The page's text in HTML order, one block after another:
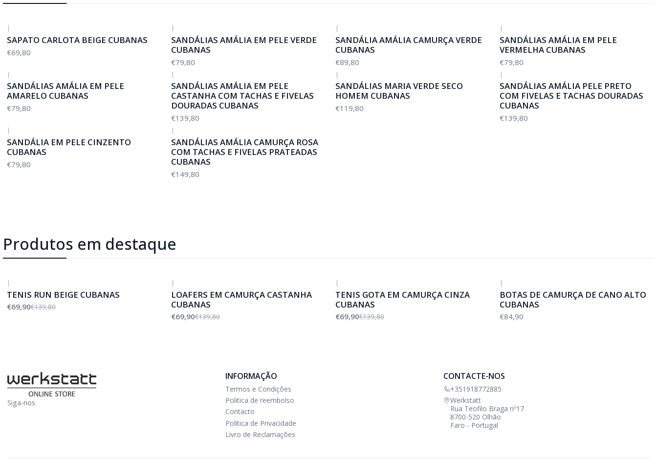
|
SAPATO CARLOTA BEIGE CUBANAS
€69,80
|
SANDÁLIAS AMÁLIA EM PELE VERDE
CUBANAS
€79,80
|
SANDÁLIA AMÁLIA CAMURÇA VERDE
CUBANAS
€89,80
|
SANDÁLIAS AMÁLIA EM PELE
VERMELHA CUBANAS
€79,80
|
SANDÁLIAS AMÁLIA EM PELE
AMARELO CUBANAS
€79,80
|
SANDÁLIAS AMÁLIA EM PELE
CASTANHA COM TACHAS E FIVELAS
DOURADAS CUBANAS
€139,80
|
SANDÁLIAS MARIA VERDE SECO
HOMEM CUBANAS
€119,80
|
SANDÁLIAS AMÁLIA PELE PRETO
COM FIVELAS E TACHAS DOURADAS
CUBANAS
€139,80
|
SANDÁLIA EM PELE CINZENTO
CUBANAS
€79,80
|
SANDÁLIAS AMÁLIA CAMURÇA ROSA
COM TACHAS E FIVELAS PRATEADAS
CUBANAS
€149,80
Produtos em destaque
|
TENIS RUN BEIGE CUBANAS
€69,90€139,80
|
LOAFERS EM CAMURÇA CASTANHA
CUBANAS
€69,90€139,80
|
TENIS GOTA EM CAMURÇA CINZA
CUBANAS
€69,90€139,80
|
BOTAS DE CAMURÇA DE CANO ALTO
CUBANAS
€84,90
Siga-nos
INFORMAÇÃO
Termos e Condições
Politica de reembolso
Contacto
Política de Privacidade
Livro de Reclamações
CONTACTE-NOS
+351918772885
Werkstatt
Rua Teofilo Braga nº17
8700-520 Olhão
Faro - Portugal